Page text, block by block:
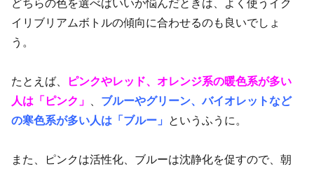
イリブリアムボトルの傾向に合わせるのも良いでしょ
う。
たとえば、
ピンクやレッド、オレンジ系の暖色系が多い
人は「ピンク」
ブルーやグリーン、バイオレットなど
の寒色系が多い人は「ブルー」
というふうに。
また、ピンクは活性化、ブルーは沈静化を促すので、朝